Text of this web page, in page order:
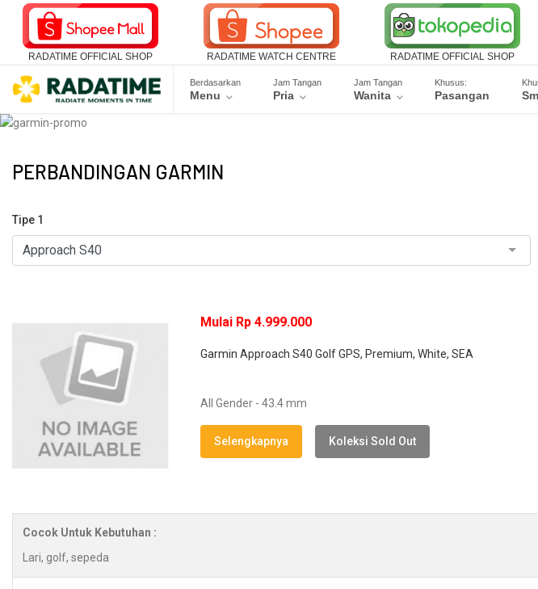
RADATIME OFFICIAL SHOP RADATIME WATCH CENTRE RADATIME OFFICIAL SHOP
Berdasarkan
Menu
Jam Tangan
Pria
Jam Tangan
Wanita
Khusus:
Pasangan
PERBANDINGAN GARMIN
Tipe 1
Mulai Rp 4.999.000
Garmin Approach S40 Golf GPS, Premium, White, SEA
All Gender - 43.4 mm
Selengkapnya Koleksi Sold Out
Cocok Untuk Kebutuhan :
Lari, golf, sepeda